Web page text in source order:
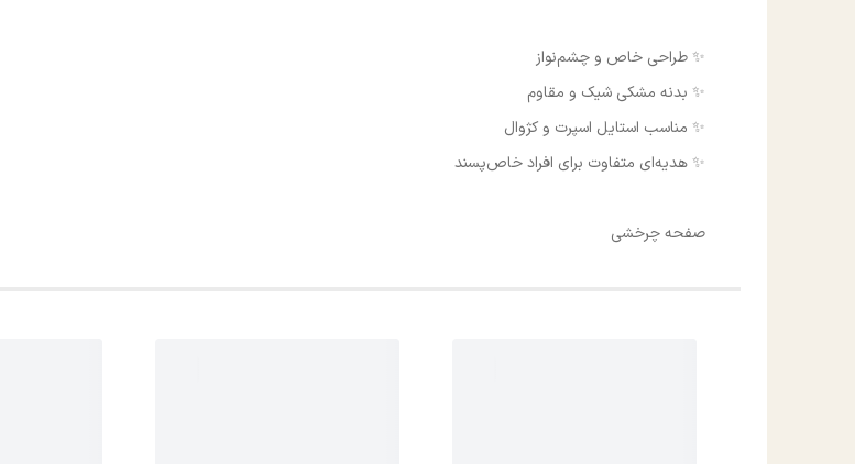
✨ طراحی خاص و چشم‌نواز
✨ بدنه مشکی شیک و مقاوم
✨ مناسب استایل اسپرت و کژوال
✨ هدیه‌ای متفاوت برای افراد خاص‌پسند
صفحه چرخشی